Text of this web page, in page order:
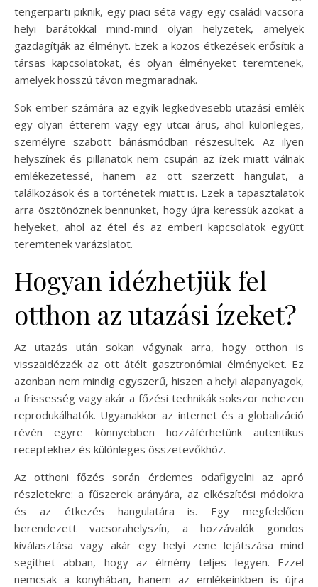
tengerparti piknik, egy piaci séta vagy egy családi vacsora
helyi barátokkal mind-mind olyan helyzetek, amelyek
gazdagítják az élményt. Ezek a közös étkezések erősítik a
társas kapcsolatokat, és olyan élményeket teremtenek,
amelyek hosszú távon megmaradnak.
Sok ember számára az egyik legkedvesebb utazási emlék
egy olyan étterem vagy egy utcai árus, ahol különleges,
személyre szabott bánásmódban részesültek. Az ilyen
helyszínek és pillanatok nem csupán az ízek miatt válnak
emlékezetessé, hanem az ott szerzett hangulat, a
találkozások és a történetek miatt is. Ezek a tapasztalatok
arra ösztönöznek bennünket, hogy újra keressük azokat a
helyeket, ahol az étel és az emberi kapcsolatok együtt
teremtenek varázslatot.
Hogyan idézhetjük fel
otthon az utazási ízeket?
Az utazás után sokan vágynak arra, hogy otthon is
visszaidézzék az ott átélt gasztronómiai élményeket. Ez
azonban nem mindig egyszerű, hiszen a helyi alapanyagok,
a frissesség vagy akár a főzési technikák sokszor nehezen
reprodukálhatók. Ugyanakkor az internet és a globalizáció
révén egyre könnyebben hozzáférhetünk autentikus
receptekhez és különleges összetevőkhöz.
Az otthoni főzés során érdemes odafigyelni az apró
részletekre: a fűszerek arányára, az elkészítési módokra
és az étkezés hangulatára is. Egy megfelelően
berendezett vacsorahelyszín, a hozzávalók gondos
kiválasztása vagy akár egy helyi zene lejátszása mind
segíthet abban, hogy az élmény teljes legyen. Ezzel
nemcsak a konyhában, hanem az emlékeinkben is újra